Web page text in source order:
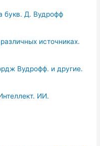
букв. Д. Вудрофф
источниках.
Вудрофф. и другие.
ИИ.